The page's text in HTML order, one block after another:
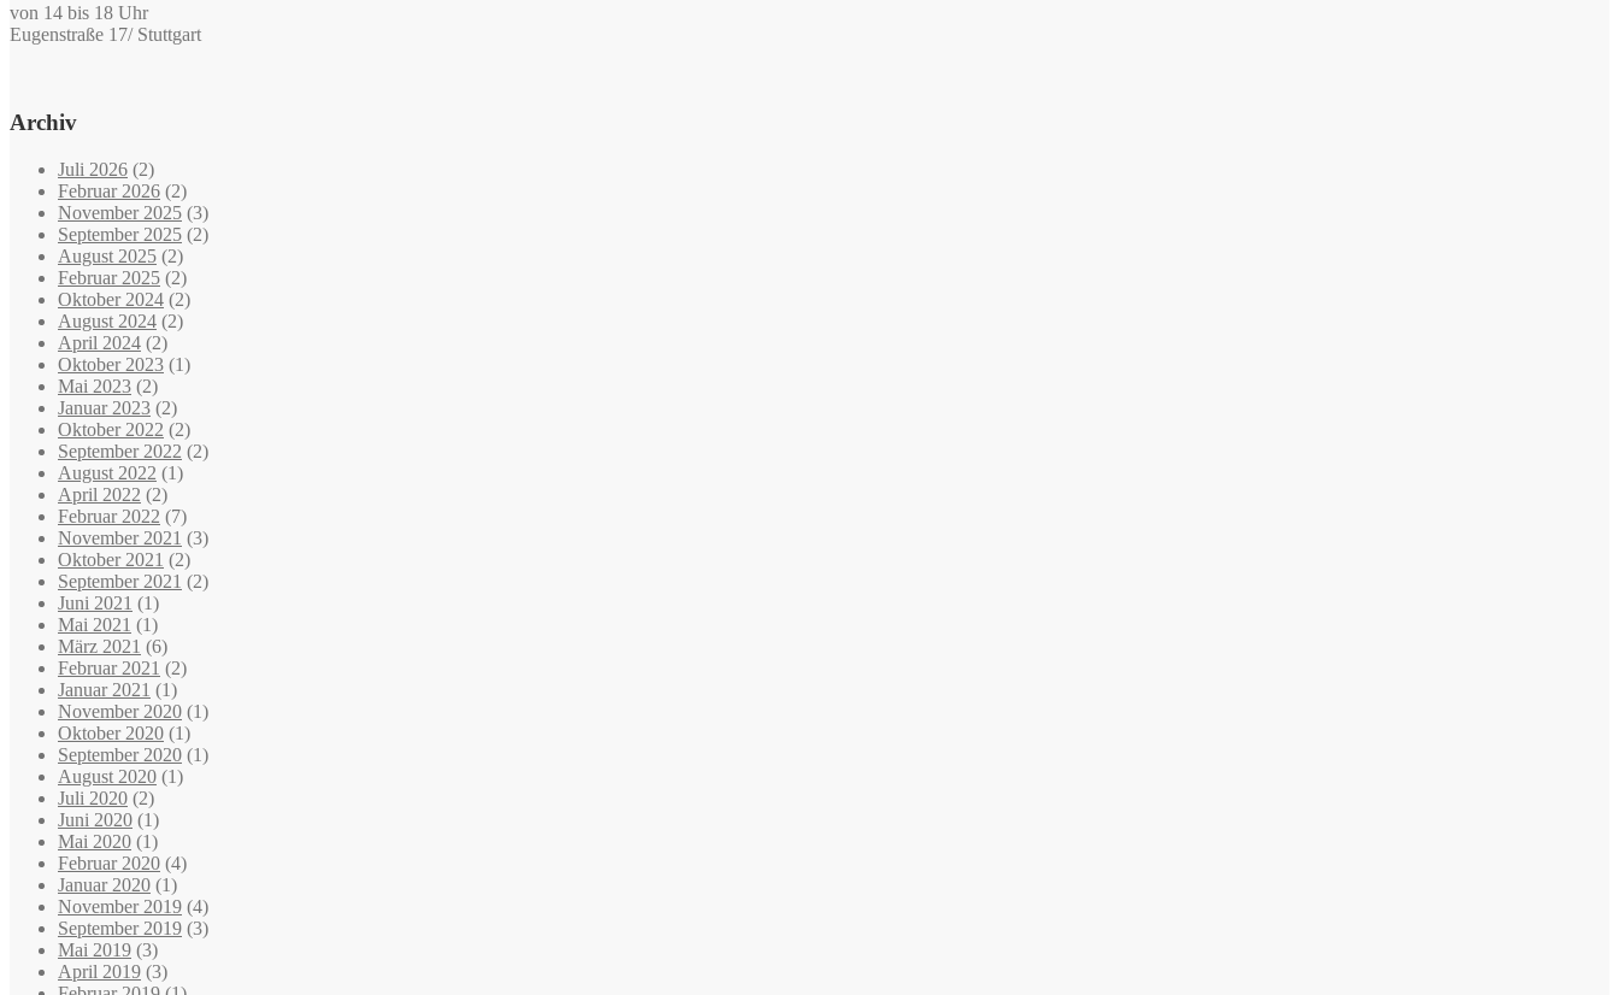
von 14 bis 18 Uhr
Eugenstraße 17/ Stuttgart
Archiv
Juli 2026 (2)
Februar 2026 (2)
November 2025 (3)
September 2025 (2)
August 2025 (2)
Februar 2025 (2)
Oktober 2024 (2)
August 2024 (2)
April 2024 (2)
Oktober 2023 (1)
Mai 2023 (2)
Januar 2023 (2)
Oktober 2022 (2)
September 2022 (2)
August 2022 (1)
April 2022 (2)
Februar 2022 (7)
November 2021 (3)
Oktober 2021 (2)
September 2021 (2)
Juni 2021 (1)
Mai 2021 (1)
März 2021 (6)
Februar 2021 (2)
Januar 2021 (1)
November 2020 (1)
Oktober 2020 (1)
September 2020 (1)
August 2020 (1)
Juli 2020 (2)
Juni 2020 (1)
Mai 2020 (1)
Februar 2020 (4)
Januar 2020 (1)
November 2019 (4)
September 2019 (3)
Mai 2019 (3)
April 2019 (3)